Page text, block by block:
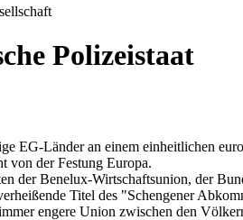
Polizeistaat
EG-Länder an einem einheitlichen
von der Festung Europa.
der Benelux-Wirtschaftsunion, der
Titel des "Schengener
engere Union zwischen den